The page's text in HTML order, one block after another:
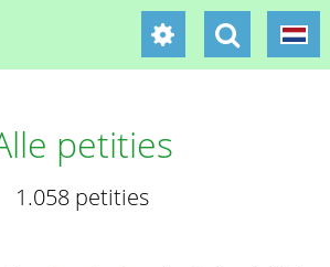
petities
1.058 petities